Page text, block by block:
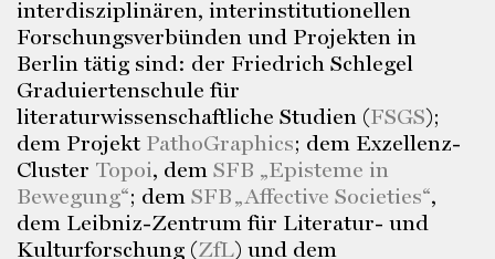
interdisziplinären, interinstitutionellen
Forschungsverbünden und Projekten in
Berlin tätig sind: der Friedrich Schlegel
Graduiertenschule für
literaturwissenschaftliche Studien (FSGS);
dem Projekt PathoGraphics; dem Exzellenz-
Cluster Topoi, dem SFB „Episteme in
Bewegung“; dem SFB „Affective Societies“,
dem Leibniz-Zentrum für Literatur- und
Kulturforschung (ZfL) und dem